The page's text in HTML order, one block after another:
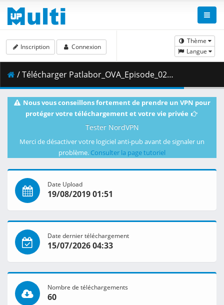
Thème
Langue
Inscription Connexion
/ Télécharger Patlabor_OVA_Episode_02__Player_Edition___x264_AC3_.mp4.001 ( 400.23 MB )
Nous vous conseillons fortement de prendre un VPN pour
protéger votre téléchargement et votre vie privée
Tester NordVPN
Merci de désactiver votre logiciel anti-pub avant de signaler un
problème. Consulter la page tutoriel
Date Upload
19/08/2019 01:51
Date dernier téléchargement
15/07/2026 04:33
Nombre de téléchargements
60